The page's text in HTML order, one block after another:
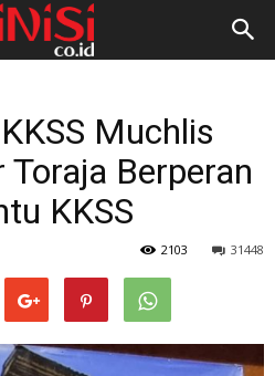
Muchlis
Berperan
KKSS
31448
2103